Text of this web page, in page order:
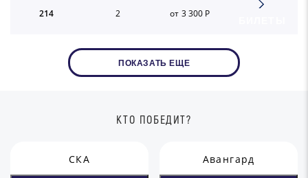
214 2 от 3 300 Р
ПОКАЗАТЬ ЕЩЕ
КТО ПОБЕДИТ?
СКА Авангард